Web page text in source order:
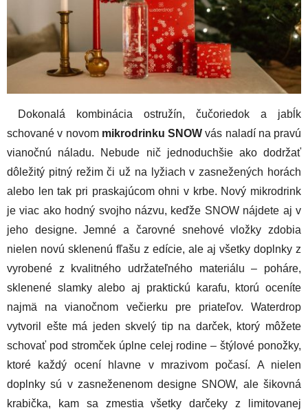
Dokonalá kombinácia ostružín, čučoriedok a jabĺk
schované v novom mikrodrinku SNOWvás naladí na pravú
vianočnú náladu. Nebude nič jednoduchšie ako dodržať
dôležitý pitný režim či už na lyžiach v zasnežených horách
alebo len tak pri praskajúcom ohni v krbe. Nový mikrodrink
je viac ako hodný svojho názvu, keďže SNOW nájdete aj v
jeho designe. Jemné a čarovné snehové vložky zdobia
nielen novú sklenenú fľašu z edície, ale aj všetky doplnky z
vyrobené z kvalitného udržateľného materiálu – poháre,
sklenené slamky alebo aj praktickú karafu, ktorú oceníte
najmä na vianočnom večierku pre priateľov. Waterdrop
vytvoril ešte má jeden skvelý tip na darček, ktorý môžete
schovať pod stromček úplne celej rodine – štýlové ponožky,
ktoré každý ocení hlavne v mrazivom počasí. A nielen
doplnky sú v zasneženenom designe SNOW, ale šikovná
krabička, kam sa zmestia všetky darčeky z limitovanej